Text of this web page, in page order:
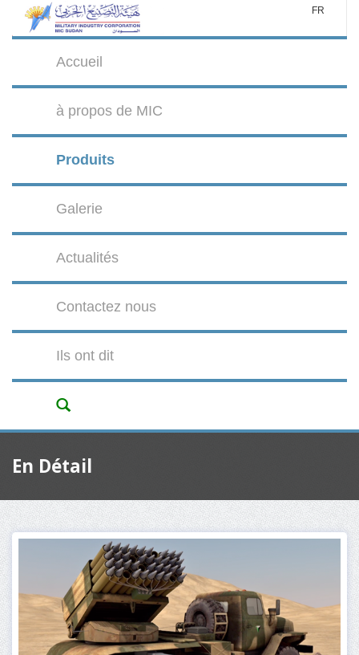
FR
Accueil
à propos de MIC
Produits
Galerie
Actualités
Contactez nous
Ils ont dit
En Détail